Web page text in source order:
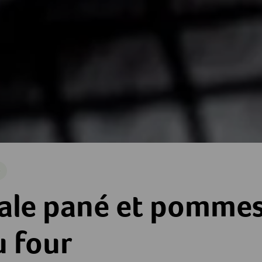
de terre au four
pané et
four